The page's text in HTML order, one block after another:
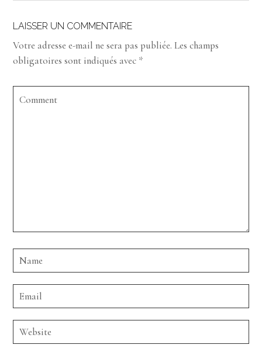
LAISSER UN COMMENTAIRE
Votre adresse e-mail ne sera pas publiée. Les champs
obligatoires sont indiqués avec *